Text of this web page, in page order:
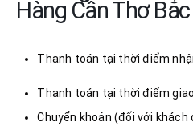
Hàng Cần Thơ
Thanh toán tại thời điểm
Thanh toán tại thời điểm
Chuyển khoản (đối với